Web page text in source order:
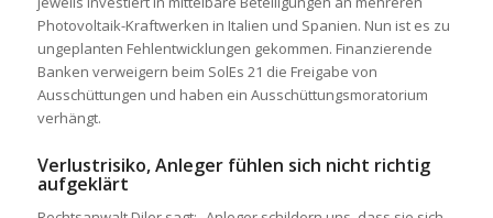
Photovoltaik-Kraftwerken in Italien und Spanien. Nun ist es zu
ungeplanten Fehlentwicklungen gekommen. Finanzierende
Banken verweigern beim SolEs 21 die Freigabe von
Ausschüttungen und haben ein Ausschüttungsmoratorium
verhängt.
Verlustrisiko, Anleger fühlen sich nicht richtig
aufgeklärt